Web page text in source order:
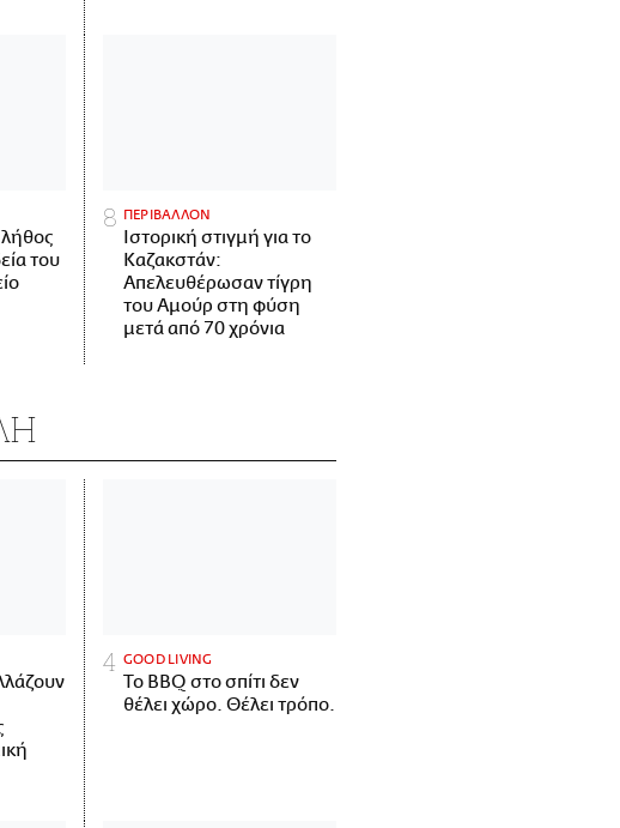
του
ΠΕΡΙΒΑΛΛΟΝ
Ιστορική στιγμή για το
Καζακστάν:
Απελευθέρωσαν τίγρη
του Αμούρ στη φύση
μετά από 70 χρόνια
GOOD LIVING
Το BBQ στο σπίτι δεν
θέλει χώρο. Θέλει τρόπο.